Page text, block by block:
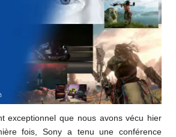
exceptionnel que nous avons vécu hier
fois, Sony a tenu une conférence